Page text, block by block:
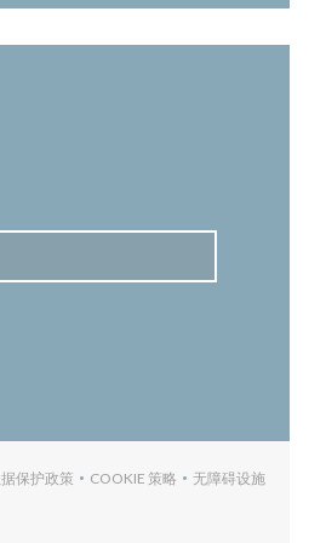
开))
保护政策
((在新窗口中打开))
COOKIE 策略
((在新窗口中打开))
无障碍设施
((在新窗口中